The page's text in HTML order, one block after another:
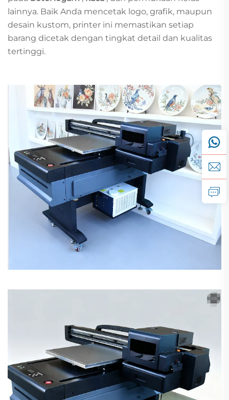
lainnya. Baik Anda mencetak logo, grafik, maupun
desain kustom, printer ini memastikan setiap
barang dicetak dengan tingkat detail dan kualitas
tertinggi.